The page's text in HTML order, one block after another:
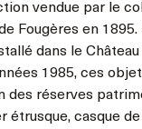
vendue par le
Fougères en 1895.
dans le
1985, ces
des réserves
étrusque, casque